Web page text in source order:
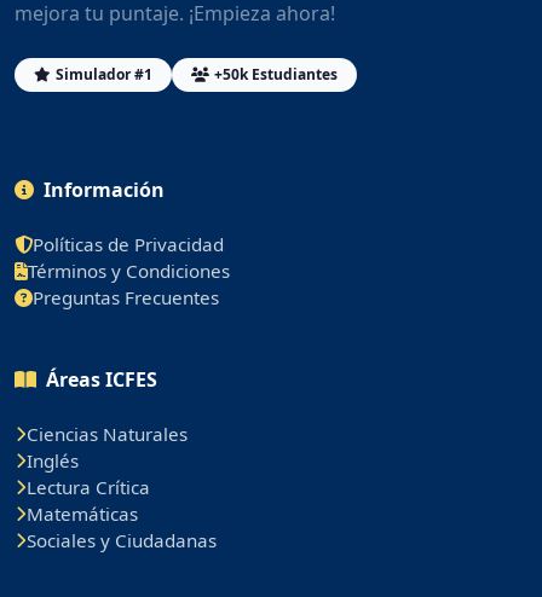
mejora tu puntaje. ¡Empieza ahora!
Simulador #1 +50k Estudiantes
Información
Políticas de Privacidad
Términos y Condiciones
Preguntas Frecuentes
Áreas ICFES
Ciencias Naturales
Inglés
Lectura Crítica
Matemáticas
Sociales y Ciudadanas